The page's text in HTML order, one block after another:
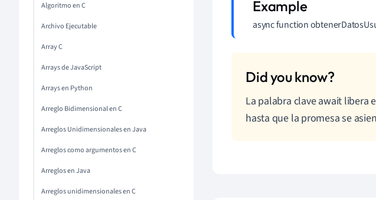
Algoritmo en C
Archivo Ejecutable
Array C
Arrays de JavaScript
Arrays en Python
Arreglo Bidimensional en C
Arreglos Unidimensionales en Java
Arreglos como argumentos en C
Arreglos en Java
Arreglos unidimensionales en C
async function
La palabra clave await libera
hasta que la promesa se